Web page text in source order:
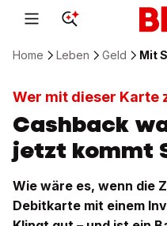
Home Leben Geld Mit
Wer mit dieser Karte
Cashback
jetzt kommt
Wie wäre es, wenn die
Debitkarte mit einem